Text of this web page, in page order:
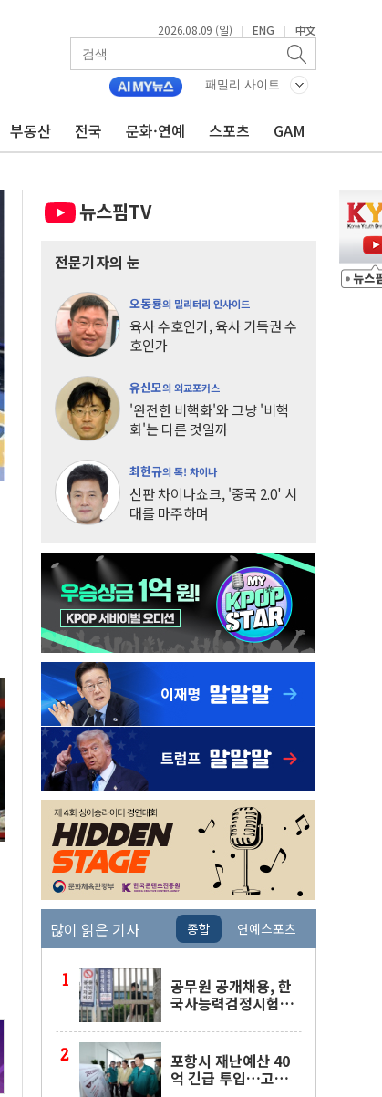
2026.08.09 (일) | ENG | 中文
패밀리 사이트
부동산 전국 문화·연예 스포츠 GAM
뉴스핌TV
전문기자의 눈
오동룡의 밀리터리 인사이드
육사 수호인가, 육사 기득권 수
호인가
유신모의 외교포커스
'완전한 비핵화'와 그냥 '비핵
화'는 다른 것일까
최헌규의 톡! 차이나
신판 차이나쇼크, '중국 2.0' 시
대를 마주하며
많이 읽은 기사 종합 연예스포츠
공무원 공개채용, 한
국사능력검정시험으
포항시 재난예산 40
억 긴급 투입…고수